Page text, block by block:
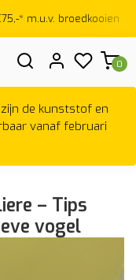
broedkooien
0
de kunststof en
vanaf februari
– Tips
vogel